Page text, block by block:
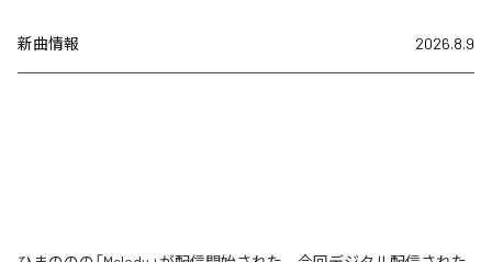
新曲情報 2026.8.9